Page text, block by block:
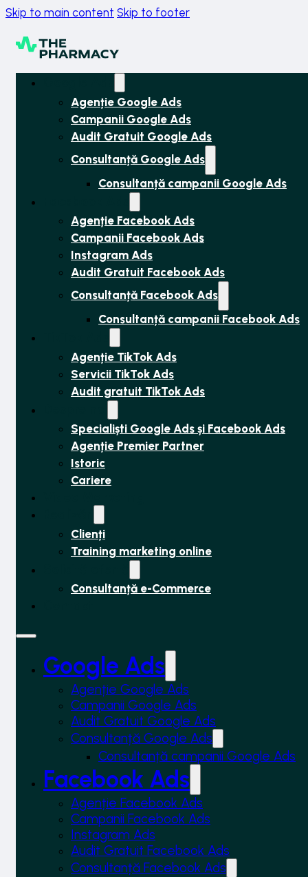
Skip to main content Skip to footer
Agenție Google Ads
Campanii Google Ads
Audit Gratuit Google Ads
Consultanță Google Ads
Consultanță campanii Google Ads
Agenție Facebook Ads
Campanii Facebook Ads
Instagram Ads
Audit Gratuit Facebook Ads
Consultanță Facebook Ads
Consultanță campanii Facebook Ads
Agenție TikTok Ads
Servicii TikTok Ads
Audit gratuit TikTok Ads
Specialiști Google Ads și Facebook Ads
Agenție Premier Partner
Istoric
Cariere
Clienți
Training marketing online
Consultanță e-Commerce
Google Ads
Agenție Google Ads
Campanii Google Ads
Audit Gratuit Google Ads
Consultanță Google Ads
Consultanță campanii Google Ads
Facebook Ads
Agenție Facebook Ads
Campanii Facebook Ads
Instagram Ads
Audit Gratuit Facebook Ads
Consultanță Facebook Ads